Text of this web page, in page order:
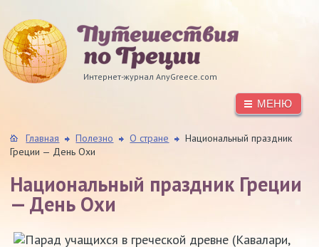
Интернет-журнал AnyGreece.com
МЕНЮ
Главная Полезно О стране
Национальный праздник
Греции — День Охи
Национальный праздник Греции
— День Охи